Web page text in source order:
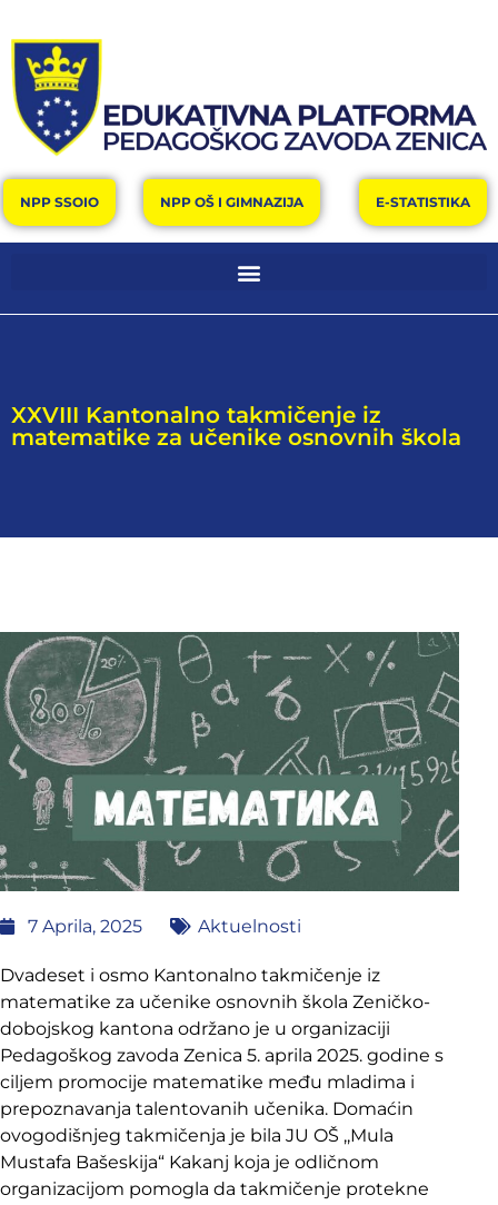
NPP SSOIO NPP OŠ I GIMNAZIJA E-STATISTIKA
XXVIII Kantonalno takmičenje iz
matematike za učenike osnovnih škola
7 Aprila, 2025 Aktuelnosti
Dvadeset i osmo Kantonalno takmičenje iz
matematike za učenike osnovnih škola Zeničko-
dobojskog kantona održano je u organizaciji
Pedagoškog zavoda Zenica 5. aprila 2025. godine s
ciljem promocije matematike među mladima i
prepoznavanja talentovanih učenika. Domaćin
ovogodišnjeg takmičenja je bila JU OŠ ,,Mula
Mustafa Bašeskija“ Kakanj koja je odličnom
organizacijom pomogla da takmičenje protekne